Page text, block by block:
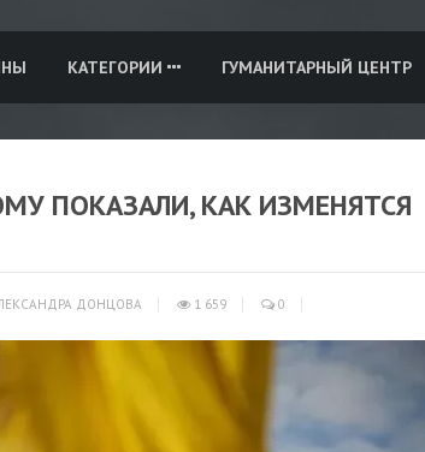
КАТЕГОРИИ ГУМАНИТАРНЫЙ ЦЕНТР
ПОКАЗАЛИ, КАК ИЗМЕНЯТСЯ
ДОНЦОВА 1 659 0